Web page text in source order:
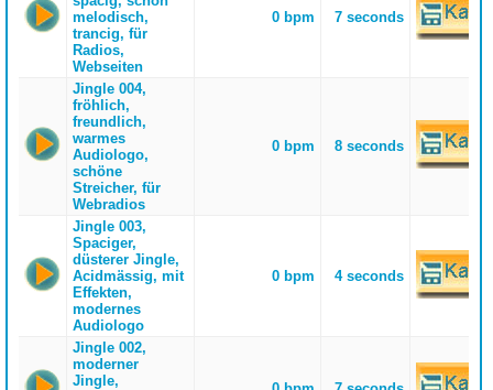
melodisch,
trancig, für
Radios,
Webseiten
0 bpm 7 seconds
Jingle 004,
fröhlich,
freundlich,
warmes
Audiologo,
schöne
Streicher, für
Webradios
0 bpm 8 seconds
Jingle 003,
Spaciger,
düsterer Jingle,
Acidmässig, mit
Effekten,
modernes
Audiologo
0 bpm 4 seconds
Jingle 002,
moderner
Jingle,